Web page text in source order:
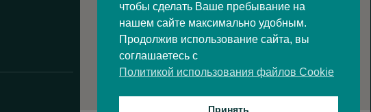
чтобы сделать Ваше пребывание на
нашем сайте максимально удобным.
Продолжив использование сайта, вы
соглашаетесь с
Политикой использования файлов Cookie
Принять